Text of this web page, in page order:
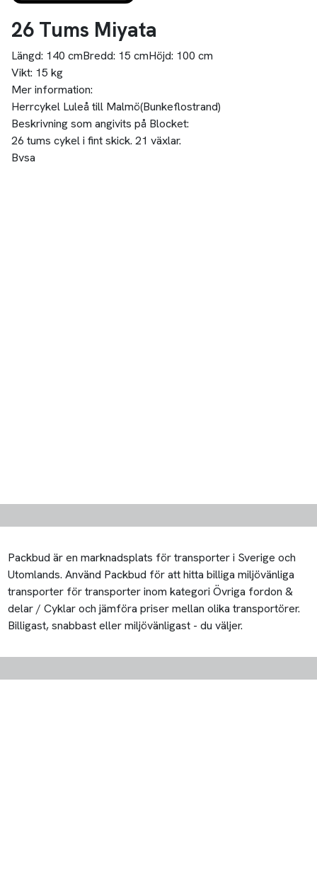
26 Tums Miyata
Längd: 140 cmBredd: 15 cmHöjd: 100 cm
Vikt: 15 kg
Mer information:
Herrcykel Luleå till Malmö(Bunkeflostrand)
Beskrivning som angivits på Blocket:
26 tums cykel i fint skick. 21 växlar.
Bvsa
Packbud är en marknadsplats för transporter i Sverige och
Utomlands. Använd Packbud för att hitta billiga miljövänliga
transporter för transporter inom kategori Övriga fordon &
delar / Cyklar och jämföra priser mellan olika transportörer.
Billigast, snabbast eller miljövänligast - du väljer.